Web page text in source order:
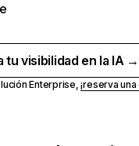
tu visibilidad en la IA →
Enterprise,¡reserva